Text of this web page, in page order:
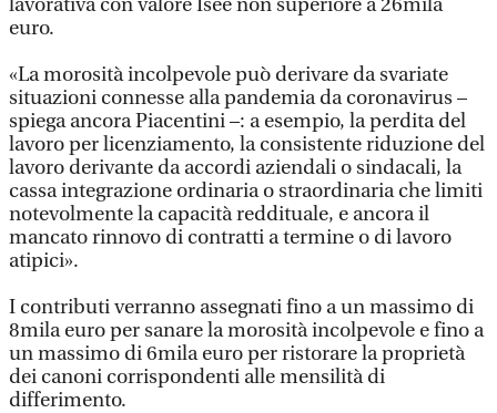
lavorativa con valore Isee non superiore a 26mila
euro.
«La morosità incolpevole può derivare da svariate
situazioni connesse alla pandemia da coronavirus –
spiega ancora Piacentini –: a esempio, la perdita del
lavoro per licenziamento, la consistente riduzione del
lavoro derivante da accordi aziendali o sindacali, la
cassa integrazione ordinaria o straordinaria che limiti
notevolmente la capacità reddituale, e ancora il
mancato rinnovo di contratti a termine o di lavoro
atipici».
I contributi verranno assegnati fino a un massimo di
8mila euro per sanare la morosità incolpevole e fino a
un massimo di 6mila euro per ristorare la proprietà
dei canoni corrispondenti alle mensilità di
differimento.